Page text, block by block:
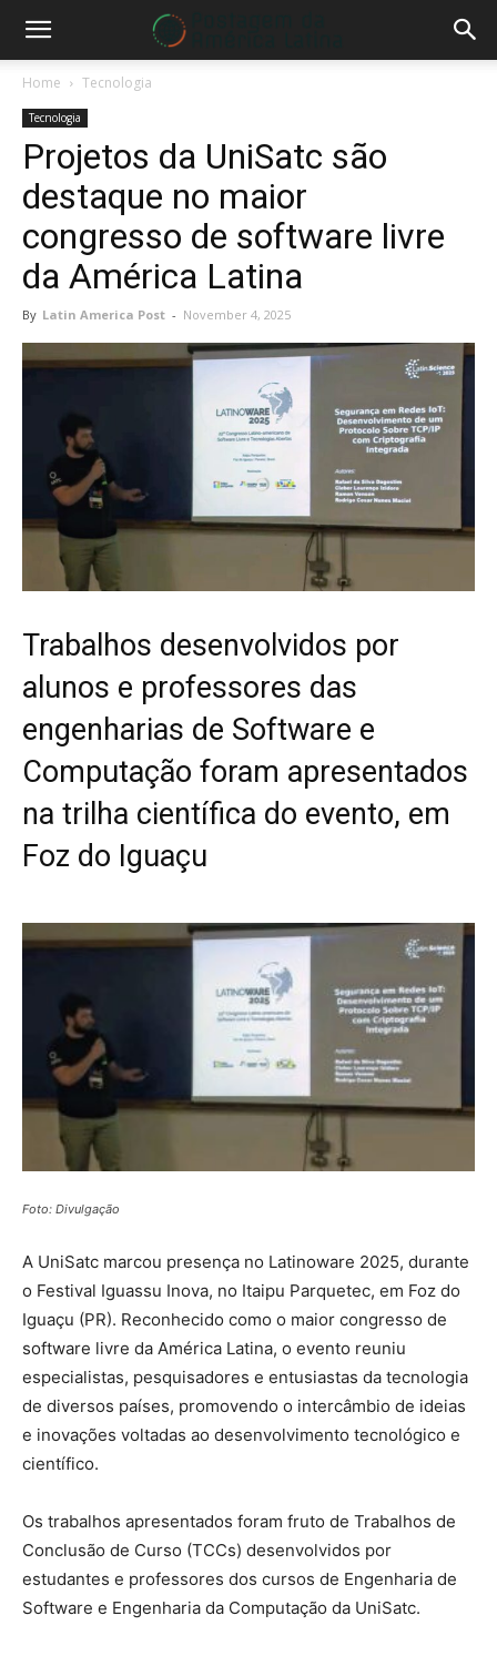
Home Tecnologia
Tecnologia
Projetos da UniSatc são
destaque no maior
congresso de software livre
da América Latina
By Latin America Post - November 4, 2025
Trabalhos desenvolvidos por
alunos e professores das
engenharias de Software e
Computação foram apresentados
na trilha científica do evento, em
Foz do Iguaçu
Foto: Divulgação
A UniSatc marcou presença no Latinoware 2025, durante
o Festival Iguassu Inova, no Itaipu Parquetec, em Foz do
Iguaçu (PR). Reconhecido como o maior congresso de
software livre da América Latina, o evento reuniu
especialistas, pesquisadores e entusiastas da tecnologia
de diversos países, promovendo o intercâmbio de ideias
e inovações voltadas ao desenvolvimento tecnológico e
científico.
Os trabalhos apresentados foram fruto de Trabalhos de
Conclusão de Curso (TCCs) desenvolvidos por
estudantes e professores dos cursos de Engenharia de
Software e Engenharia da Computação da UniSatc.